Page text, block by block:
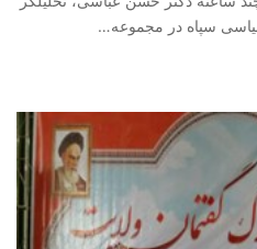
سپاه در مجموعه…